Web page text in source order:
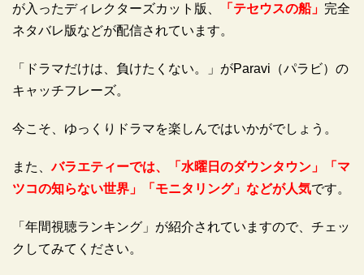
が入ったディレクターズカット版、
「テセウスの船」 完全
ネタバレ版などが配信されています。
「ドラマだけは、負けたくない。」がParavi（パラビ）の
キャッチフレーズ。
今こそ、ゆっくりドラマを楽しんではいかがでしょう。
また、バラエティーでは、「水曜日のダウンタウン」「マ
ツコの知らない世界」「モニタリング」などが人気です。
「年間視聴ランキング」が紹介されていますので、チェッ
クしてみてください。